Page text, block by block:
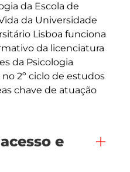
da Escola de
da Universidade
Lisboa funciona
da licenciatura
da Psicologia
2º ciclo de estudos
chave de atuação
e